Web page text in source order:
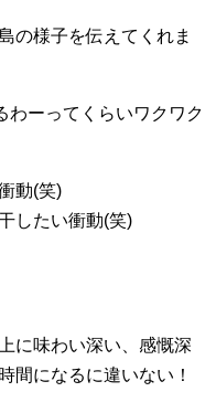
の様子を伝えてくれま
わーってくらいワクワク
動(笑)
したい衝動(笑)
に味わい深い、感慨深
間になるに違いない！